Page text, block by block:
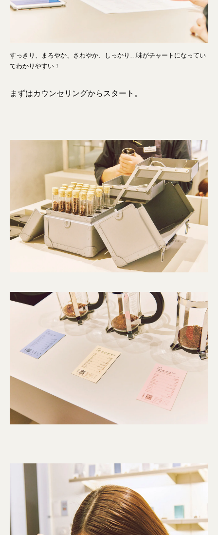
すっきり、まろやか、さわやか、しっかり…味がチャートになってい
てわかりやすい！
まずはカウンセリングからスタート。